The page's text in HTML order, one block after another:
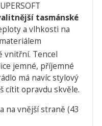
ější tasmánské
a vlhkosti na
vnitřní. Tencel
jemné, příjemné
má navíc stylový
cítit opravdu skvěle.
na vnější straně (43